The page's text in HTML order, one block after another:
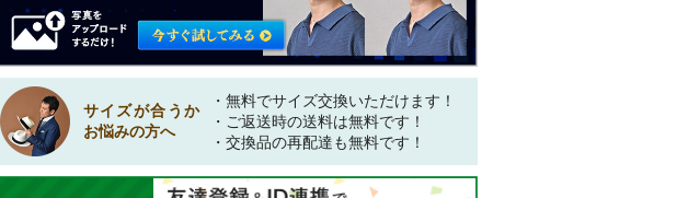
サイズが合うか
お悩みの方へ
・無料でサイズ交換いただけます！
・ご返送時の送料は無料です！
・交換品の再配達も無料です！